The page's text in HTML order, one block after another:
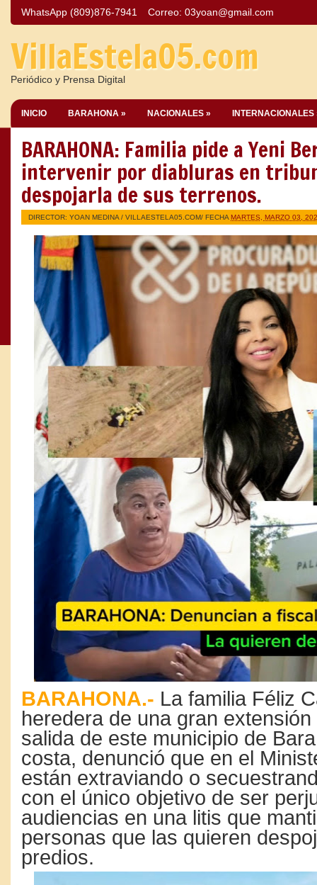
WhatsApp (809)876-7941 Correo: 03yoan@gmail.com
VillaEstela05.com
Periódico y Prensa Digital
INICIO BARAHONA » NACIONALES » INTERNACIONALES
BARAHONA: Familia pide a Yeni
intervenir por diabluras en
despojarla de sus terrenos.
DIRECTOR: YOAN MEDINA / VILLAESTELA05.COM/ FECHA MARTES, MARZO 03,
BARAHONA.- La familia Féliz
heredera de una gran
salida de este municipio de
costa, denunció que en el
están extraviando o
con el único objetivo de ser
audiencias en una litis que
personas que las quieren
predios.